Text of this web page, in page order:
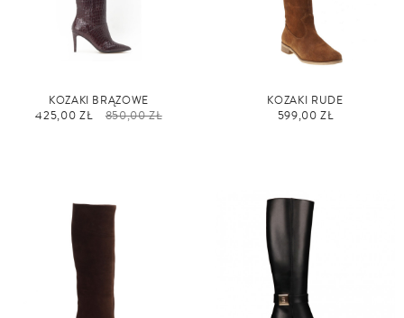
KOZAKI BRĄZOWE
425,00 ZŁ 850,00 ZŁ
KOZAKI RUDE
599,00 ZŁ